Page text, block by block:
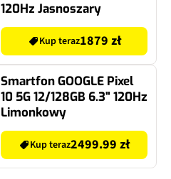
120Hz Jasnoszary
Kup teraz1879 zł
Smartfon GOOGLE Pixel
10 5G 12/128GB 6.3" 120Hz
Limonkowy
Kup teraz2499.99 zł